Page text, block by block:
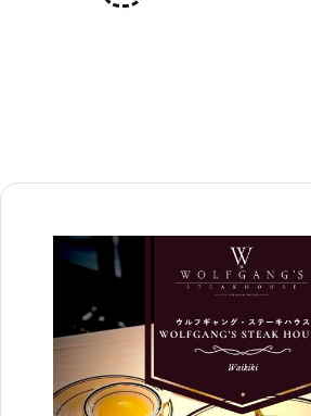
広告